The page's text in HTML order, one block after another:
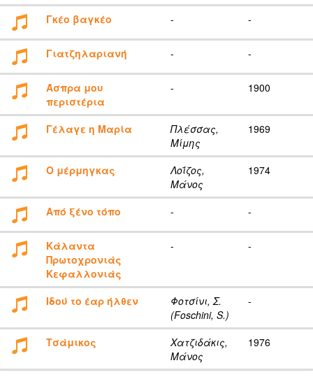
Γκέο βαγκέο - -
Γιατζηλαριανή - -
Άσπρα μου
περιστέρια
- 1900
Γέλαγε η Μαρία
Πλέσσας,
Μίμης
1969
Ο μέρμηγκας
Λοΐζος,
Μάνος
1974
Από ξένο τόπο - -
Κάλαντα
Πρωτοχρονιάς
Κεφαλλονιάς
- -
Ιδού το έαρ ήλθεν
Φοτσίνι, Σ.
(Foschini, S.)
-
Τσάμικος
Χατζιδάκις,
Μάνος
1976